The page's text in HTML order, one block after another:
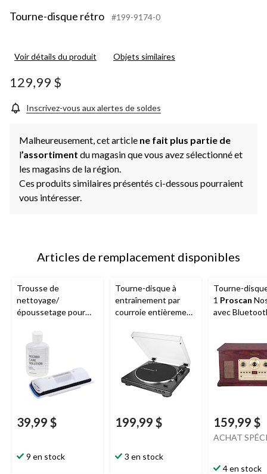
Tourne-disque rétro #199-9174-0
Voir détails du produit Objets similaires
129,99 $
Inscrivez-vous aux alertes de soldes
Malheureusement, cet article ne fait plus partie de
l’assortiment du magasin que vous avez sélectionné et
les magasins de la région.
Ces produits similaires présentés ci-dessous pourraient
vous intéresser.
Articles de remplacement disponibles
Trousse de
nettoyage/
époussetage pour
Technica pour LP/EP
39,99 $
9 en stock
Tourne-disque à
entraînement par
courroie entièrement
Technica LP60X, 2
vitesses, noir
199,99 $
3 en stock
Tourne-
1 Proscan
avec
159,99 $
ACHAT
4 en stock